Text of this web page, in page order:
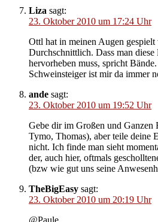
Liza sagt:
23. Oktober 2010 um 17:24 Uhr
Ottl hat in meinen Augen
Durchschnittlich. Dass man diese
hervorheben muss, spricht
Schweinsteiger ist mir da immer
ande sagt:
23. Oktober 2010 um 19:52 Uhr
Gebe dir im Großen und Ganzen
Tymo, Thomas), aber teile deine
nicht. Ich finde man sieht
der, auch hier, oftmals
(bzw wie gut uns seine
TheBigEasy sagt:
23. Oktober 2010 um 20:19 Uhr
@Paule